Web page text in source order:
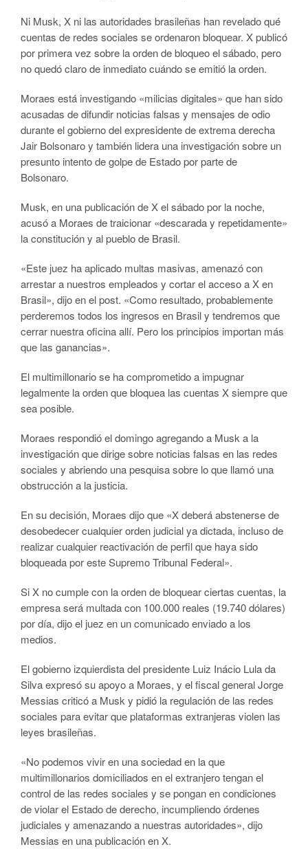
Ni Musk, X ni las autoridades brasileñas han revelado qué
cuentas de redes sociales se ordenaron bloquear. X publicó
por primera vez sobre la orden de bloqueo el sábado, pero
no quedó claro de inmediato cuándo se emitió la orden.
Moraes está investigando «milicias digitales» que han sido
acusadas de difundir noticias falsas y mensajes de odio
durante el gobierno del expresidente de extrema derecha
Jair Bolsonaro y también lidera una investigación sobre un
presunto intento de golpe de Estado por parte de
Bolsonaro.
Musk, en una publicación de X el sábado por la noche,
acusó a Moraes de traicionar «descarada y repetidamente»
la constitución y al pueblo de Brasil.
«Este juez ha aplicado multas masivas, amenazó con
arrestar a nuestros empleados y cortar el acceso a X en
Brasil», dijo en el post. «Como resultado, probablemente
perderemos todos los ingresos en Brasil y tendremos que
cerrar nuestra oficina allí. Pero los principios importan más
que las ganancias».
El multimillonario se ha comprometido a impugnar
legalmente la orden que bloquea las cuentas X siempre que
sea posible.
Moraes respondió el domingo agregando a Musk a la
investigación que dirige sobre noticias falsas en las redes
sociales y abriendo una pesquisa sobre lo que llamó una
obstrucción a la justicia.
En su decisión, Moraes dijo que «X deberá abstenerse de
desobedecer cualquier orden judicial ya dictada, incluso de
realizar cualquier reactivación de perfil que haya sido
bloqueada por este Supremo Tribunal Federal».
Si X no cumple con la orden de bloquear ciertas cuentas, la
empresa será multada con 100.000 reales (19.740 dólares)
por día, dijo el juez en un comunicado enviado a los
medios.
El gobierno izquierdista del presidente Luiz Inácio Lula da
Silva expresó su apoyo a Moraes, y el fiscal general Jorge
Messias criticó a Musk y pidió la regulación de las redes
sociales para evitar que plataformas extranjeras violen las
leyes brasileñas.
«No podemos vivir en una sociedad en la que
multimillonarios domiciliados en el extranjero tengan el
control de las redes sociales y se pongan en condiciones
de violar el Estado de derecho, incumpliendo órdenes
judiciales y amenazando a nuestras autoridades», dijo
Messias en una publicación en X.